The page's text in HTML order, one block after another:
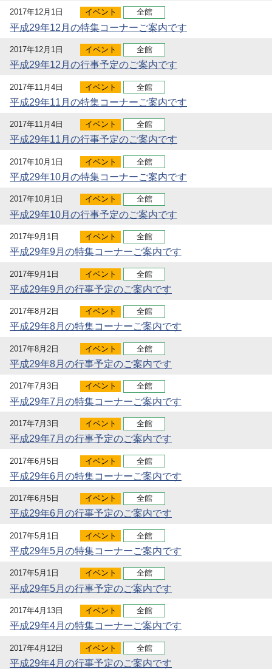
2017年12月1日 イベント 全館
平成29年12月の特集コーナーご案内です
2017年12月1日 イベント 全館
平成29年12月の行事予定のご案内です
2017年11月4日 イベント 全館
平成29年11月の特集コーナーご案内です
2017年11月4日 イベント 全館
平成29年11月の行事予定のご案内です
2017年10月1日 イベント 全館
平成29年10月の特集コーナーご案内です
2017年10月1日 イベント 全館
平成29年10月の行事予定のご案内です
2017年9月1日 イベント 全館
平成29年9月の特集コーナーご案内です
2017年9月1日 イベント 全館
平成29年9月の行事予定のご案内です
2017年8月2日 イベント 全館
平成29年8月の特集コーナーご案内です
2017年8月2日 イベント 全館
平成29年8月の行事予定のご案内です
2017年7月3日 イベント 全館
平成29年7月の特集コーナーご案内です
2017年7月3日 イベント 全館
平成29年7月の行事予定のご案内です
2017年6月5日 イベント 全館
平成29年6月の特集コーナーご案内です
2017年6月5日 イベント 全館
平成29年6月の行事予定のご案内です
2017年5月1日 イベント 全館
平成29年5月の特集コーナーご案内です
2017年5月1日 イベント 全館
平成29年5月の行事予定のご案内です
2017年4月13日 イベント 全館
平成29年4月の特集コーナーご案内です
2017年4月12日 イベント 全館
平成29年4月の行事予定のご案内です